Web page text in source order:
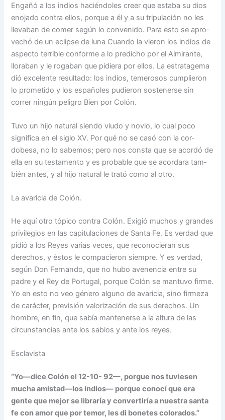
Engañó a los indios hacién­doles creer que estaba su dios
enojado contra ellos, porque a él y a su tripulación no les
llevaban de comer según lo convenido. Para esto se apro­
vechó de un eclipse de luna Cuando la vieron los indios de
aspecto terrible conforme a lo predicho por el Almiran­te,
lloraban y le rogaban que pidiera por ellos. La estra­tagema
dió excelente resulta­do: los indios, temerosos cumplieron
lo prometido y los españoles pudieron sostenerse sin
correr ningún peligro Bien por Colón.
Tuvo un hijo natural sien­do viudo y novio, lo cual po­co
significa en el siglo XV. Por qué no se casó con la cor­
dobesa, no lo sabemos; pero nos consta que se acordó de
ella en su testamento y es probable que se acordara tam­
bién antes, y al hijo natural le trató como al otro.
La avaricia de Colón.
He aquí otro tópico contra Colón. Exigió muchos y gran­des
privilegios en las capitu­laciones de Santa Fe. Es ver­dad que
pidió a los Reyes va­rias veces, que reconocieran sus
derechos, y éstos le com­pacieron siempre. Y es ver­dad,
según Don Fernando, que no hubo avenencia entre su
padre y el Rey de Portugal, porque Colón se mantuvo fir­me.
Yo en esto no veo género alguno de avaricia, sino fir­meza
de carácter, previsión valorización de sus derechos. Un
hombre, en fin, que sabía mantenerse a la altura de las
circunstancias ante los sabios y ante los reyes.
Esclavista
“Yo—dice Colón el 12-10- 92—, porgue nos tuviesen
mucha amistad—los indios— porque conocí que era
gente que mejor se libraría y con­vertiría a nuestra santa
fe con amor que por temor, les di bonetes colorados.”